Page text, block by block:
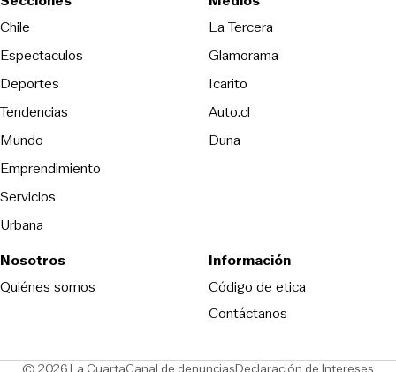
Chile
Espectaculos
Deportes
Tendencias
Mundo
Emprendimiento
Servicios
Urbana
La Tercera
Glamorama
Icarito
Auto.cl
Duna
Nosotros
Quiénes somos
Información
Código de etica
Contáctanos
© 2026 La CuartaCanal de denunciasOpens in new window
Declaración de Intereses